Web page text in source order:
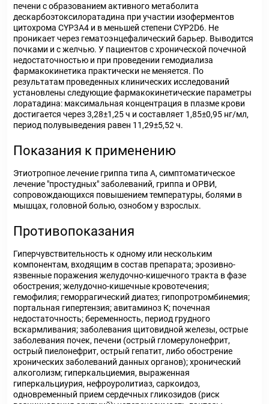
печени с образованием активного метаболита
дескарбоэтоксилоратадина при участии изоферментов
цитохрома CYP3A4 и в меньшей степени CYP2D6. Не
проникает через гематоэнцефалический барьер. Выводится
почками и с желчью. У пациентов с хронической почечной
недостаточностью и при проведении гемодиализа
фармакокинетика практически не меняется. По
результатам проведенных клинических исследований
установлены следующие фармакокинетические параметры
лоратадина: максимальная концентрация в плазме крови
достигается через 3,28±1,25 ч и составляет 1,85±0,95 нг/мл,
период полувыведения равен 11,29±5,52 ч.
Показания к применению
Этиотропное лечение гриппа типа А, симптоматическое
лечение "простудных" заболеваний, гриппа и ОРВИ,
сопровождающихся повышением температуры, болями в
мышцах, головной болью, ознобом у взрослых.
Противопоказания
Гиперчувствительность к одному или нескольким
компонентам, входящим в состав препарата; эрозивно-
язвенные поражения желудочно-кишечного тракта в фазе
обострения; желудочно-кишечные кровотечения;
гемофилия; геморрагический диатез; гипопротромбинемия;
портальная гипертензия; авитаминоз К; почечная
недостаточность; беременность, период грудного
вскармливания; заболевания щитовидной железы, острые
заболевания почек, печени (острый гломерулонефрит,
острый пиелонефрит, острый гепатит, либо обострение
хронических заболеваний данных органов); хронический
алкоголизм; гиперкальциемия, выраженная
гиперкальциурия, нефроуролитиаз, саркоидоз,
одновременный прием сердечных гликозидов (риск